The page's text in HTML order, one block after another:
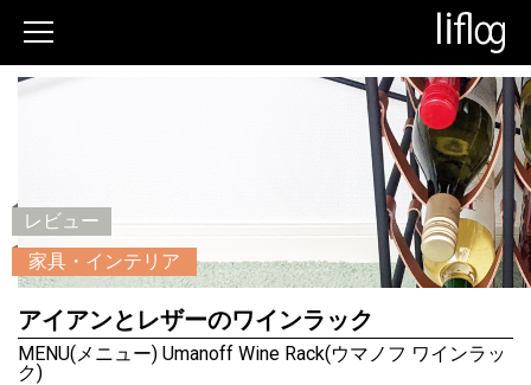
レビュー
家具・インテリア
アイアンとレザーのワインラック
MENU(メニュー) Umanoff Wine Rack(ウマノフ ワインラッ
ク)